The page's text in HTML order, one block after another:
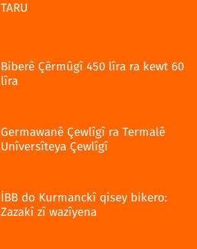
TARU
Biberê Çêrmûgî 450 lîra ra kewt 60
lîra
Germawanê Çewlîgî ra Termalê
Unîversîteya Çewlîgî
İBB do Kurmanckî qisey bikero:
Zazakî zî wazîyena